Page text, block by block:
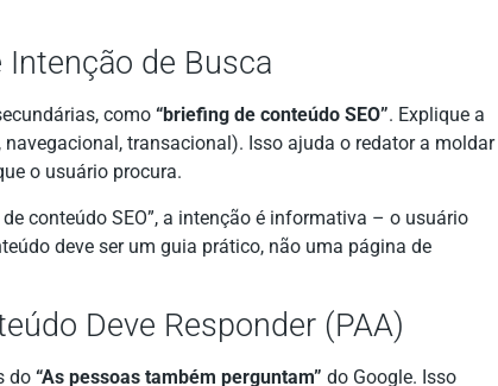
Intenção de Busca
como “briefing de conteúdo SEO”. Explique a
transacional). Isso ajuda o redator a moldar
o usuário procura.
conteúdo SEO”, a intenção é informativa – o usuário
deve ser um guia prático, não uma página de
Deve Responder (PAA)
do “As pessoas também perguntam” do Google. Isso